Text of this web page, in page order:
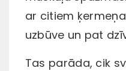
ar citiem
uzbūve un pat
Tas parāda, cik